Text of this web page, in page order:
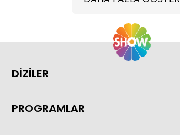
DİZİLER
PROGRAMLAR